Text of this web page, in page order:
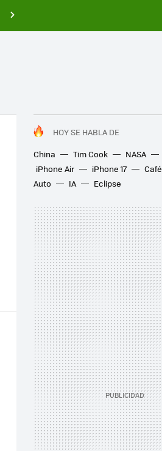
HOY SE HABLA DE
China
Tim Cook NASA
iPhone Air
iPhone 17 Café
Auto
IA Eclipse